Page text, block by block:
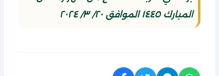
المبارك ١٤٤٥ الموافق ٢٠/ ٣/ ٢٠٢٤